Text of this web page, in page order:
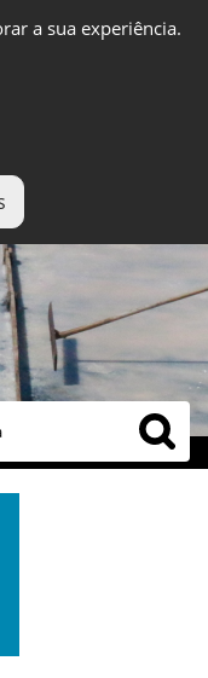
a sua experiência.